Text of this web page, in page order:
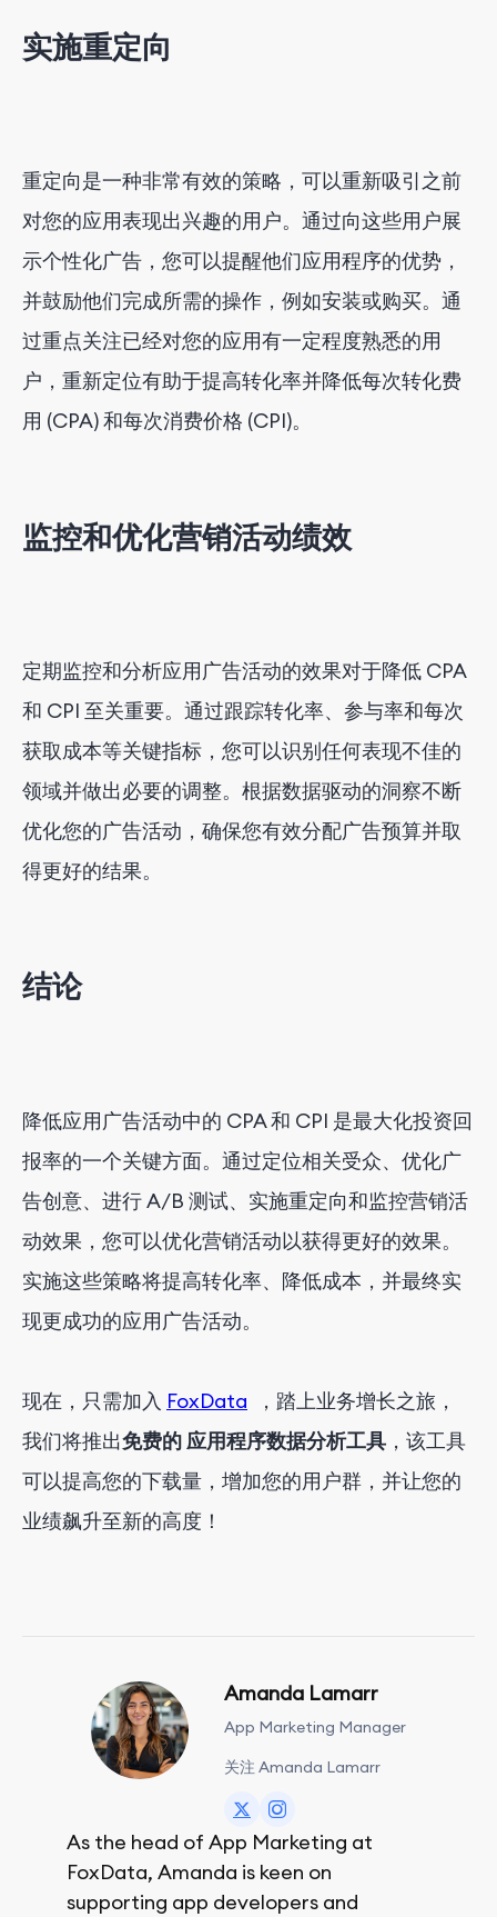
实施重定向
重定向是一种非常有效的策略，可以重新吸引之前
对您的应用表现出兴趣的用户。通过向这些用户展
示个性化广告，您可以提醒他们应用程序的优势，
并鼓励他们完成所需的操作，例如安装或购买。通
过重点关注已经对​​您的应用有一定程度熟悉的用
户，重新定位有助于提高转化率并降低每次转化费
用 (CPA) 和每次消费价格 (CPI)。
监控和优化营销活动绩效
定期监控和分析应用广告活动的效果对于降低 CPA
和 CPI 至关重要。通过跟踪转化率、参与率和每次
获取成本等关键指标，您可以识别任何表现不佳的
领域并做出必要的调整。根据数据驱动的洞察不断
优化您的广告活动，确保您有效分配广告预算并取
得更好的结果。
结论
降低应用广告活动中的 CPA 和 CPI 是最大化投资回
报率的一个关键方面。通过定位相关受众、优化广
告创意、进行 A/B 测试、实施重定向和监控营销活
动效果，您可以优化营销活动以获得更好的效果。
实施这些策略将提高转化率、降低成本，并最终实
现更成功的应用广告活动。
现在，只需加入 FoxData ，踏上业务增长之旅，
我们将推出免费的应用程序数据分析工具 ，该工具
可以提高您的下载量，增加您的用户群，并让您的
业绩飙升至新的高度！
Amanda Lamarr
App Marketing Manager
关注 Amanda Lamarr
As the head of App Marketing at
FoxData, Amanda is keen on
supporting app developers and